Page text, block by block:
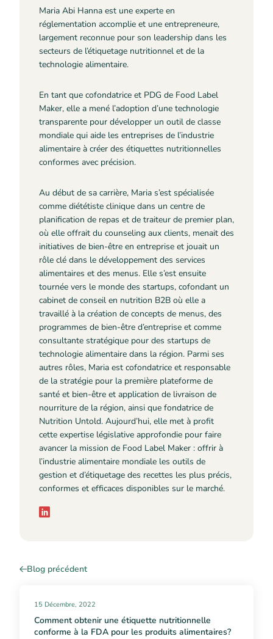
Maria Abi Hanna est une experte en
réglementation accomplie et une entrepreneure,
largement reconnue pour son leadership dans les
secteurs de l’étiquetage nutritionnel et de la
technologie alimentaire.
En tant que cofondatrice et PDG de Food Label
Maker, elle a mené l’adoption d’une technologie
transparente pour développer un outil de classe
mondiale qui aide les entreprises de l’industrie
alimentaire à créer des étiquettes nutritionnelles
conformes avec précision.
Au début de sa carrière, Maria s’est spécialisée
comme diététiste clinique dans un centre de
planification de repas et de traiteur de premier plan,
où elle offrait du counseling aux clients, menait des
initiatives de bien-être en entreprise et jouait un
rôle clé dans le développement des services
alimentaires et des menus. Elle s’est ensuite
tournée vers le monde des startups, cofondant un
cabinet de conseil en nutrition B2B où elle a
travaillé à la création de concepts de menus, des
programmes de bien-être d’entreprise et comme
consultante stratégique pour des startups de
technologie alimentaire dans la région. Parmi ses
autres rôles, Maria est cofondatrice et responsable
de la stratégie pour la première plateforme de
santé et bien-être et application de livraison de
nourriture de la région, ainsi que fondatrice de
Nutrition Untold. Aujourd’hui, elle met à profit
cette expertise législative approfondie pour faire
avancer la mission de Food Label Maker : offrir à
l’industrie alimentaire mondiale les outils de
gestion et d’étiquetage des recettes les plus précis,
conformes et efficaces disponibles sur le marché.
Blog précédent
15 Décembre, 2022
Comment obtenir une étiquette nutritionnelle
conforme à la FDA pour les produits alimentaires?